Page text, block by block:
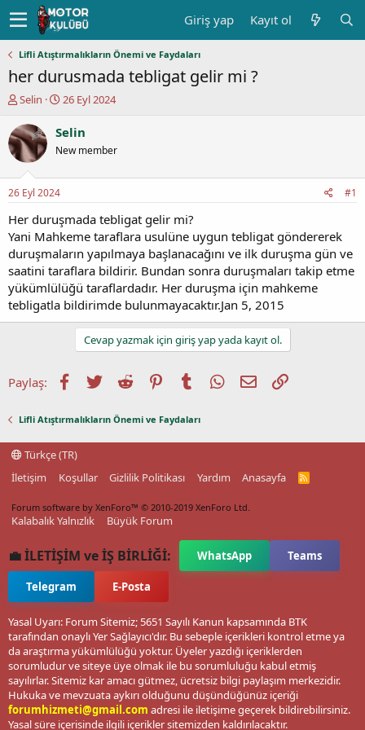
Giriş yap Kayıt ol
Lifli Atıştırmalıkların Önemi ve Faydaları
her durusmada tebligat gelir mi ?
K
n
u
y
b
a
ş
a
t
a
n
Selin
B
ş
a
ç
t
a
r
i
h
26 Eyl 2024
Selin
New member
26 Eyl 2024 #1
Her duruşmada tebligat gelir mi?
Yani Mahkeme taraflara usulüne uygun tebligat göndererek
duruşmaların yapılmaya başlanacağını ve ilk duruşma gün ve
saatini taraflara bildirir. Bundan sonra duruşmaları takip etme
yükümlülüğü taraflardadır. Her duruşma için mahkeme
tebligatla bildirimde bulunmayacaktır.Jan 5, 2015
Cevap yazmak için giriş yap yada kayıt ol.
Paylaş: Facebook
TwitterReddit PinterestTumblrWhatsApp
E-postaLink
Lifli Atıştırmalıkların Önemi ve Faydaları
Türkçe (TR)
İletişim
Koşullar Gizlilik Politikası Yardım Anasayfa
R
Forum software by XenForo™ © 2010-2019 XenForo Ltd.
Kalabalık Yalnızlık Büyük Forum
💼 İLETİŞİM ve İŞ BİRLİĞİ: WhatsApp Teams
Telegram E-Posta
Yasal Uyarı: Forum Sitemiz; 5651 Sayılı Kanun kapsamında BTK
tarafından onaylı Yer Sağlayıcı'dır. Bu sebeple içerikleri kontrol etme ya
da araştırma yükümlülüğü yoktur. Üyeler yazdığı içeriklerden
sorumludur ve siteye üye olmak ile bu sorumluluğu kabul etmiş
sayılırlar. Sitemiz kar amacı gütmez, ücretsiz bilgi paylaşım merkezidir.
Hukuka ve mevzuata aykırı olduğunu düşündüğünüz içeriği
forumhizmeti@gmail.com adresi ile iletişime geçerek bildirebilirsiniz.
Yasal süre içerisinde ilgili içerikler sitemizden kaldırılacaktır.